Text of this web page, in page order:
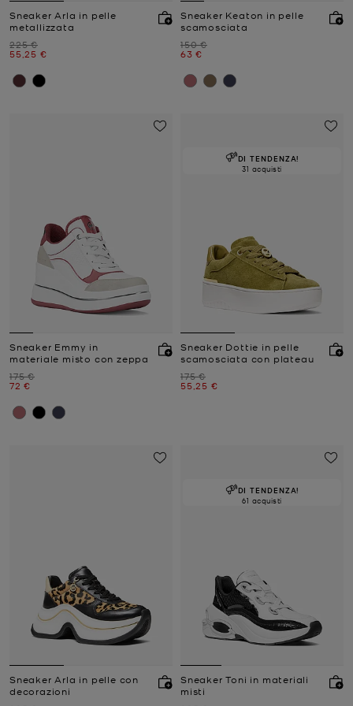
Sneaker Arla in pelle
metallizzata
Prezzo iniziale
225 €
Prezzo attuale
55,25 €
Sneaker Keaton in pelle
scamosciata
Prezzo iniziale
150 €
Prezzo attuale
63 €
Sneaker Emmy in
materiale misto con zeppa
Prezzo iniziale
175 €
Prezzo attuale
72 €
DI TENDENZA!
31 acquisti
Sneaker Dottie in pelle
scamosciata con plateau
Prezzo iniziale
175 €
Prezzo attuale
55,25 €
Sneaker Arla in pelle con
decorazioni
DI TENDENZA!
61 acquisti
Sneaker Toni in materiali
misti